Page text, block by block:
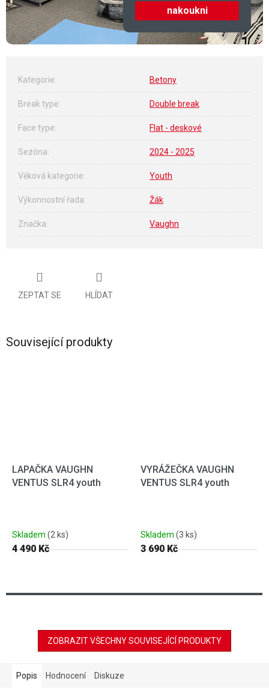
nakoukni
Kategorie: Betony
Break type: Double break
Face type: Flat - deskové
Sezóna: 2024 - 2025
Věková kategorie: Youth
Výkonnostní řada: Žák
Značka: Vaughn
ZEPTAT SE HLÍDAT
Související produkty
LAPAČKA VAUGHN
VENTUS SLR4 youth
Skladem (2 ks)
4 490 Kč
VYRÁŽEČKA VAUGHN
VENTUS SLR4 youth
Skladem (3 ks)
3 690 Kč
ZOBRAZIT VŠECHNY SOUVISEJÍCÍ PRODUKTY
Popis Hodnocení Diskuze